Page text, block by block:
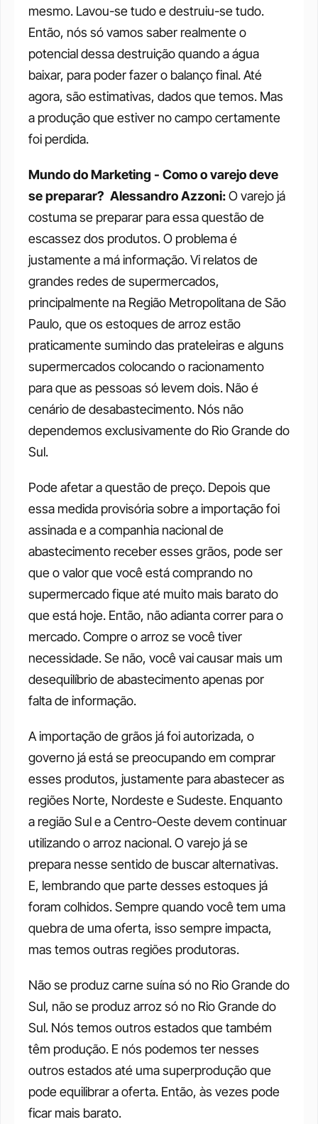
mesmo. Lavou-se tudo e destruiu-se tudo.
Então, nós só vamos saber realmente o
potencial dessa destruição quando a água
baixar, para poder fazer o balanço final. Até
agora, são estimativas, dados que temos. Mas
a produção que estiver no campo certamente
foi perdida.
Mundo do Marketing - Como o varejo deve
se preparar? Alessandro Azzoni: O varejo já
costuma se preparar para essa questão de
escassez dos produtos. O problema é
justamente a má informação. Vi relatos de
grandes redes de supermercados,
principalmente na Região Metropolitana de São
Paulo, que os estoques de arroz estão
praticamente sumindo das prateleiras e alguns
supermercados colocando o racionamento
para que as pessoas só levem dois. Não é
cenário de desabastecimento. Nós não
dependemos exclusivamente do Rio Grande do
Sul.
Pode afetar a questão de preço. Depois que
essa medida provisória sobre a importação foi
assinada e a companhia nacional de
abastecimento receber esses grãos, pode ser
que o valor que você está comprando no
supermercado fique até muito mais barato do
que está hoje. Então, não adianta correr para o
mercado. Compre o arroz se você tiver
necessidade. Se não, você vai causar mais um
desequilíbrio de abastecimento apenas por
falta de informação.
A importação de grãos já foi autorizada, o
governo já está se preocupando em comprar
esses produtos, justamente para abastecer as
regiões Norte, Nordeste e Sudeste. Enquanto
a região Sul e a Centro-Oeste devem continuar
utilizando o arroz nacional. O varejo já se
prepara nesse sentido de buscar alternativas.
E, lembrando que parte desses estoques já
foram colhidos. Sempre quando você tem uma
quebra de uma oferta, isso sempre impacta,
mas temos outras regiões produtoras.
Não se produz carne suína só no Rio Grande do
Sul, não se produz arroz só no Rio Grande do
Sul. Nós temos outros estados que também
têm produção. E nós podemos ter nesses
outros estados até uma superprodução que
pode equilibrar a oferta. Então, às vezes pode
ficar mais barato.